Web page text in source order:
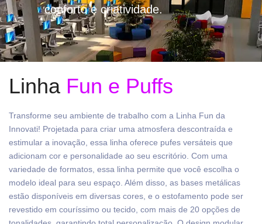
conforto e criatividade.
Linha Fun e Puffs
Transforme seu ambiente de trabalho com a Linha Fun da
Innovati! Projetada para criar uma atmosfera descontraída e
estimular a inovação, essa linha oferece pufes versáteis que
adicionam cor e personalidade ao seu escritório. Com uma
variedade de formatos, essa linha permite que você escolha o
modelo ideal para seu espaço. Além disso, as bases metálicas
estão disponíveis em diversas cores, e o estofamento pode ser
revestido em couríssimo ou tecido, com mais de 20 opções de